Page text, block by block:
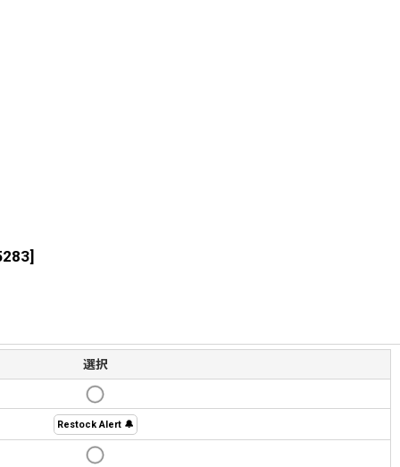
]
選択
Restock Alert 🔔